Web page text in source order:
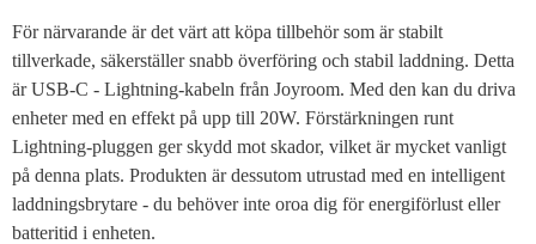
För närvarande är det värt att köpa tillbehör som är stabilt
tillverkade, säkerställer snabb överföring och stabil laddning. Detta
är USB-C - Lightning-kabeln från Joyroom. Med den kan du driva
enheter med en effekt på upp till 20W. Förstärkningen runt
Lightning-pluggen ger skydd mot skador, vilket är mycket vanligt
på denna plats. Produkten är dessutom utrustad med en intelligent
laddningsbrytare - du behöver inte oroa dig för energiförlust eller
batteritid i enheten.